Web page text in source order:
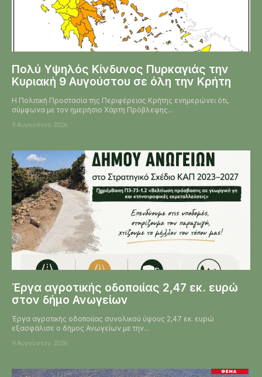
Πολύ Υψηλός Κίνδυνος Πυρκαγιάς την
Κυριακή 9 Αυγούστου σε όλη την Κρήτη
Η Πολιτική Προστασία της Περιφέρειας Κρήτης ενημερώνει ότι,
σύμφωνα με τον ημερήσιο Χάρτη Πρόβλεψης...
9 Αυγούστου 2026
Έργα αγροτικής οδοποιίας 2,47 εκ. ευρώ
στον δήμο Ανωγείων
Έργα αγροτικής οδοποιίας συνολικού ύψους 2,47 εκ. ευρώ
εξασφάλισε ο δήμος Ανωγείων με την...
9 Αυγούστου 2026